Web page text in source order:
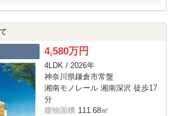
4,580万円
4LDK / 2026年
神奈川県鎌倉市常盤
湘南モノレール 湘南深沢 徒歩17
分
建物面積 111.68㎡